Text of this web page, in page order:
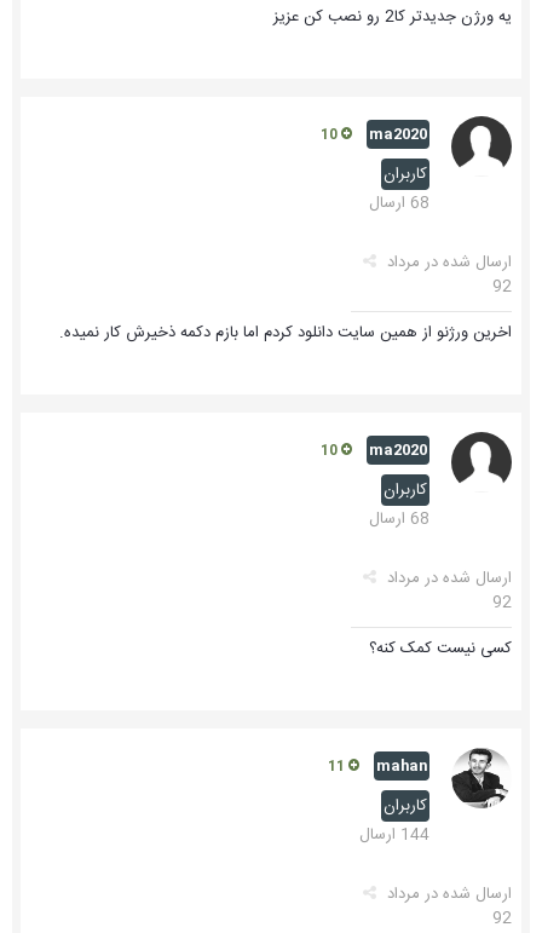
یه ورژن جدیدتر کا2 رو نصب کن عزیز
ma2020
کاربران
68 ارسال
ارسال شده در مرداد
92
اخرین ورژنو از همین سایت دانلود کردم اما بازم دکمه ذخیرش کار نمیده.
ma2020
کاربران
68 ارسال
ارسال شده در مرداد
92
کسی نیست کمک کنه؟
mahan
کاربران
144 ارسال
ارسال شده در مرداد
92